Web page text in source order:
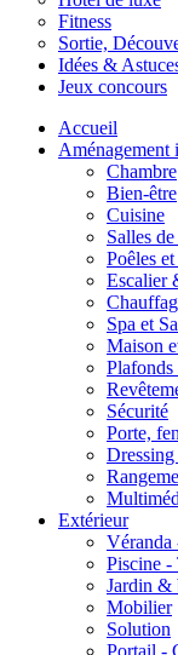
Fitness
Sortie,
Idées &
Jeux concours
Accueil
Aménagement
Chambre
Bien-être
Cuisine
Salles
Poêles
Escalier
Spa et
Maison
Plafonds
Sécurité
Porte,
Extérieur
Véranda
Piscine -
Jardin &
Mobilier
Solution